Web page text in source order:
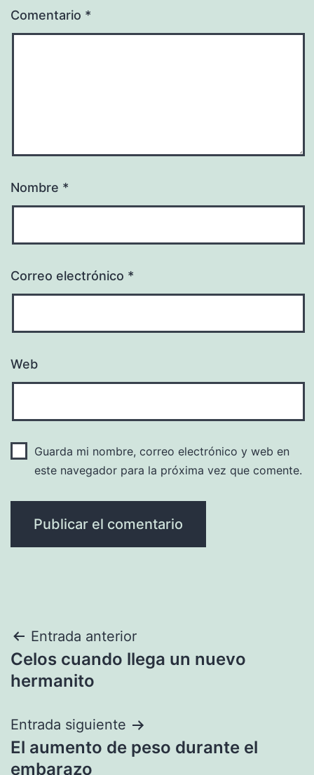
Comentario *
Nombre *
Correo electrónico *
Web
Guarda mi nombre, correo electrónico y web en
este navegador para la próxima vez que comente.
Navegación
de
Entrada anterior
Celos cuando llega un nuevo
hermanito
Entrada siguiente
El aumento de peso durante el
embarazo